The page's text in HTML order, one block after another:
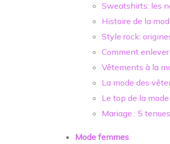
Sweatshirts: les
Histoire de la
Style rock:
Comment
Vêtements à la
La mode des
Le top de la
Mariage : 5
Mode femmes